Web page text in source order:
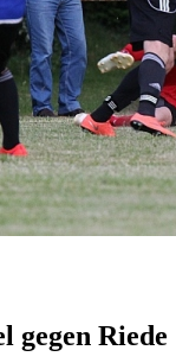
gegen Riede